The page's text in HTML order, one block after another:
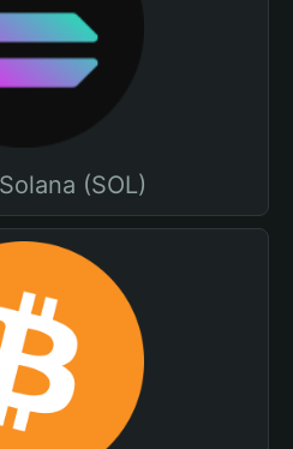
(SOL)